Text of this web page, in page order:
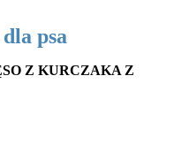
psa
Z KURCZAKA Z